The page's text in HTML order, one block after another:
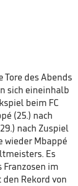
Tore des Abends
sich eineinhalb
beim FC
(25.) nach
nach Zuspiel
wieder Mbappé
Es
Franzosen im
Rekord von